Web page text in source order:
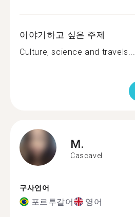
이야기하고 싶은 주제
Culture, science and travels...
M.
Cascavel
구사언어
포르투갈어 영어